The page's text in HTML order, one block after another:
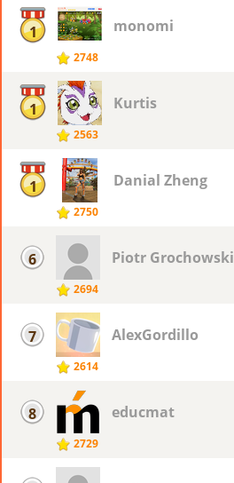
1
2748
monomi
1
2563
Kurtis
1
2750
Danial Zheng
6
2694
Piotr ​Grochowski
7
2614
AlexGordillo
8
2729
educmat